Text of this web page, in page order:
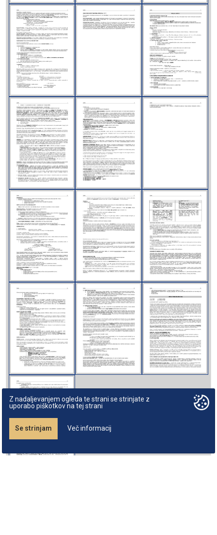
Z nadaljevanjem ogleda te strani se strinjate z
uporabo piškotkov na tej strani
Se strinjam Več informacij